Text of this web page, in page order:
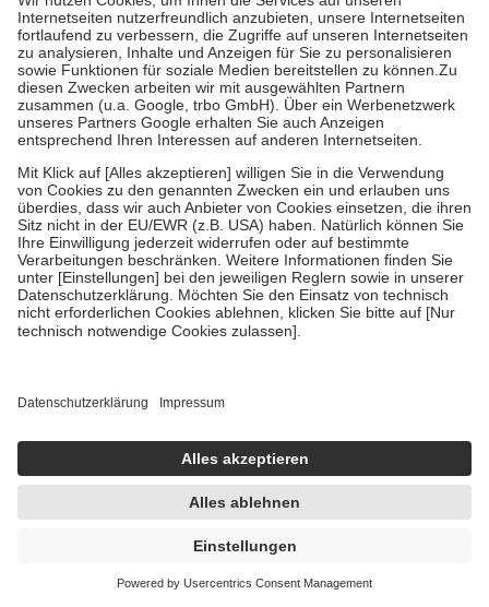
Bewerte uns
Vertraue unserem mehrfach ausgezeichneten Service
Folge uns
Sanicare App
Unternehmen
Meine Apotheke
Widerruf erklären
Zu Risiken und Nebenwirkungen lesen Sie die Packungsbeilage und
fragen Sie Ihre Ärztin, Ihren Arzt oder in Ihrer Apotheke. AVP: